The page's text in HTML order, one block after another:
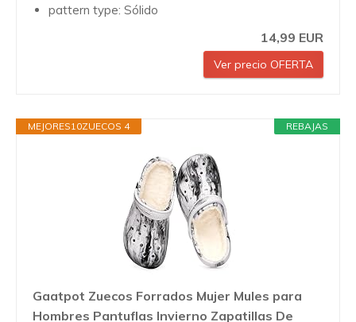
pattern type: Sólido
14,99 EUR
Ver precio OFERTA
REBAJAS
MEJORES10ZUECOS 4
Gaatpot Zuecos Forrados Mujer Mules para
Hombres Pantuflas Invierno Zapatillas De